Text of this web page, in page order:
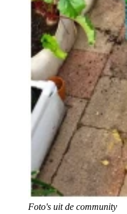
Foto's uit de community